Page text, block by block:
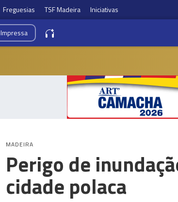
Freguesias TSF Madeira Iniciativas
Impressa
MADEIRA
Perigo de
cidade polaca